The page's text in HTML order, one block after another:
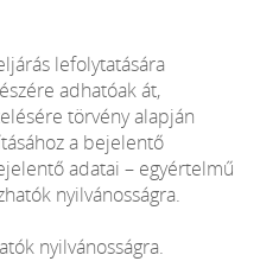
lefolytatására
adhatóak át,
törvény alapján
a bejelentő
adatai – egyértelmű
nyilvánosságra.
nyilvánosságra.